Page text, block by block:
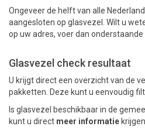
Ongeveer de helft van alle
aangesloten op glasvezel. Wilt u
op uw adres, voer dan onderstaande
Glasvezel check resultaat
U krijgt direct een overzicht van de
pakketten. Deze kunt u eenvoudig
Is glasvezel beschikbaar in de
kunt u direct meer informatie